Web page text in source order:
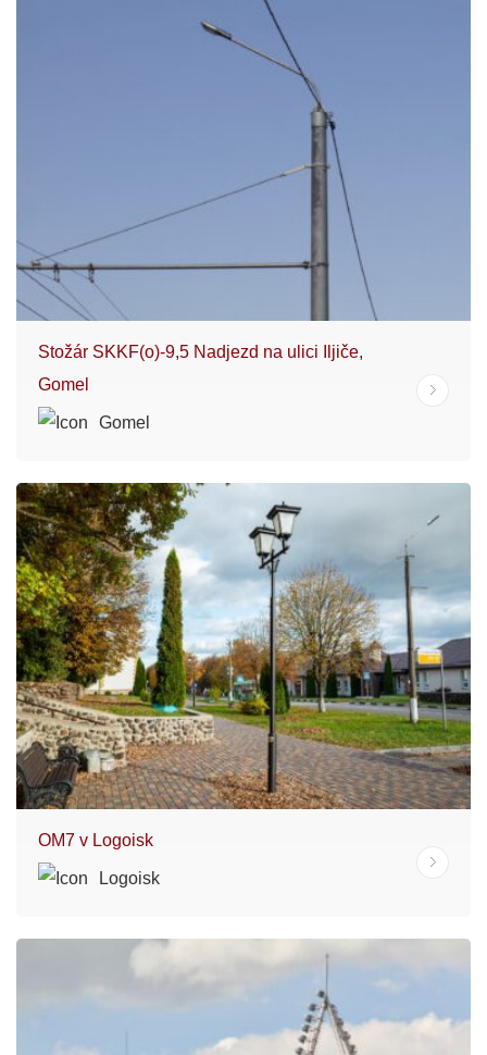
Stožár SKKF(o)-9,5 Nadjezd na ulici Iljiče,
Gomel
Gomel
OM7 v Logoisk
Logoisk